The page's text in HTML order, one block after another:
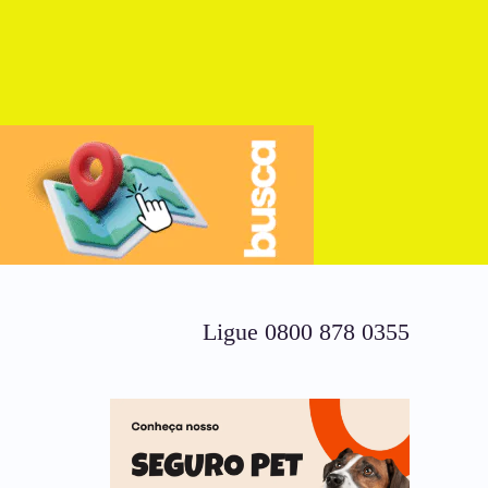
Ligue 0800 878 0355